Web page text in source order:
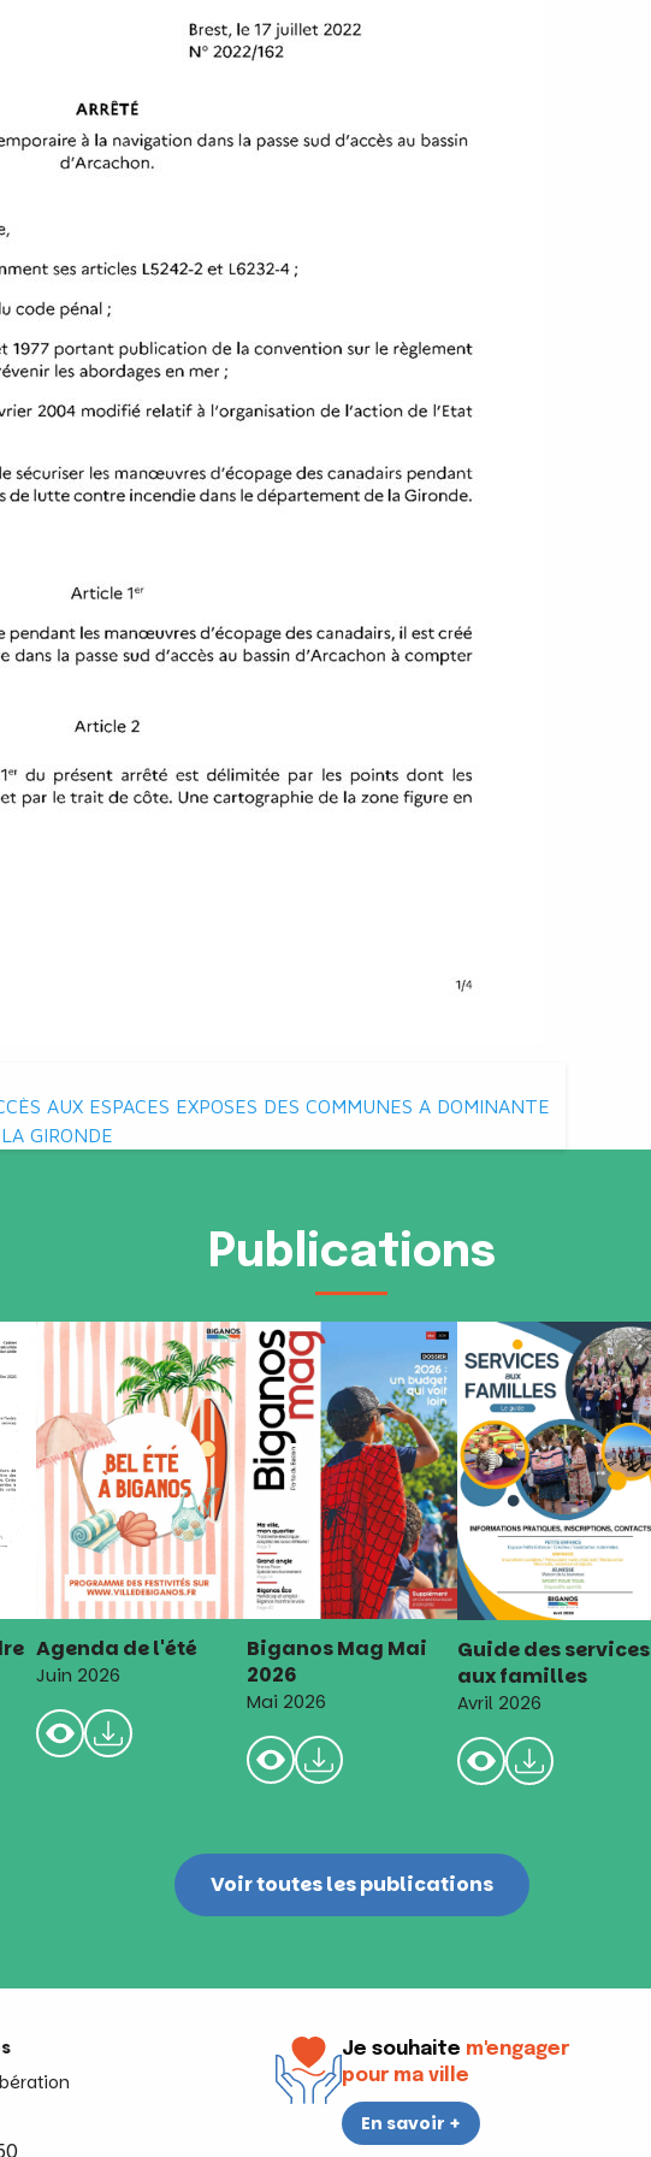
AUX ESPACES EXPOSES DES COMMUNES A DOMINANTE
GIRONDE
Publications
Agenda de l'été
Juin 2026
Biganos Mag Mai
2026
Mai 2026
Guide des services
aux familles
Avril 2026
Voir toutes les publications
Je souhaite m'engager
pour ma ville
En savoir +